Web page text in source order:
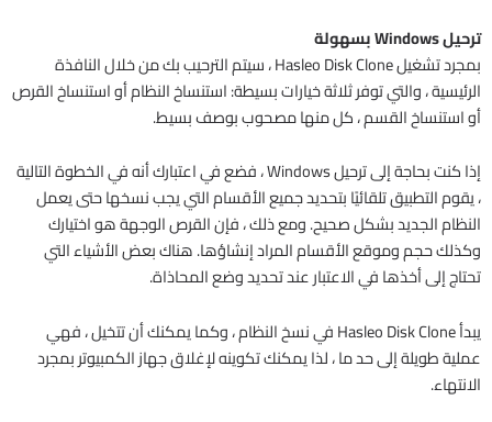
ترحيل Windows بسهولة
بمجرد تشغيل Hasleo Disk Clone ، سيتم الترحيب بك من خلال النافذة
الرئيسية ، والتي توفر ثلاثة خيارات بسيطة: استنساخ النظام أو استنساخ القرص
أو استنساخ القسم ، كل منها مصحوب بوصف بسيط.
إذا كنت بحاجة إلى ترحيل Windows ، فضع في اعتبارك أنه في الخطوة التالية
، يقوم التطبيق تلقائيًا بتحديد جميع الأقسام التي يجب نسخها حتى يعمل
النظام الجديد بشكل صحيح. ومع ذلك ، فإن القرص الوجهة هو اختيارك
وكذلك حجم وموقع الأقسام المراد إنشاؤها. هناك بعض الأشياء التي
تحتاج إلى أخذها في الاعتبار عند تحديد وضع المحاذاة.
يبدأ Hasleo Disk Clone في نسخ النظام ، وكما يمكنك أن تتخيل ، فهي
عملية طويلة إلى حد ما ، لذا يمكنك تكوينه لإغلاق جهاز الكمبيوتر بمجرد
الانتهاء.